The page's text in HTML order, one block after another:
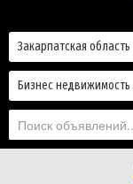
Бизнес недвижимость
Закарпатская область